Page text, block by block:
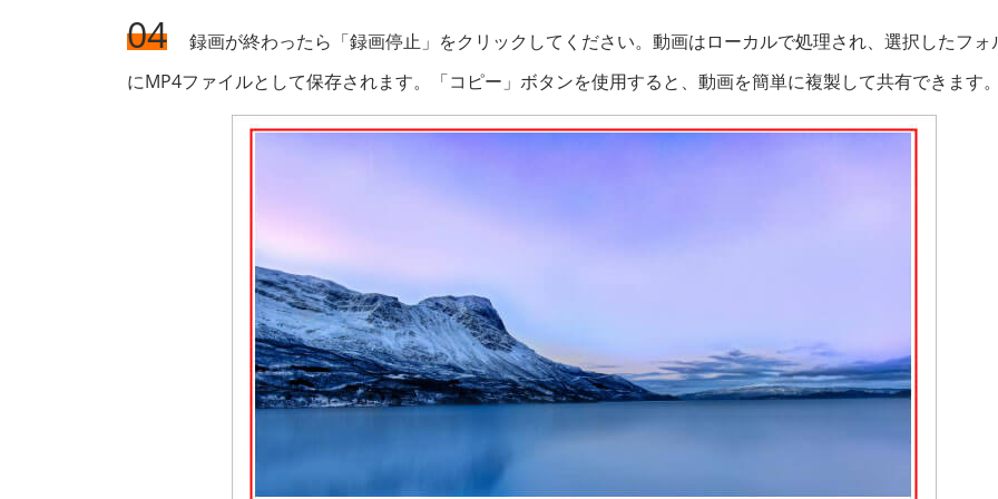
04
録画が終わったら「録画停止」をクリックしてください。動画はローカルで処理され、選択したフォ
にMP4ファイルとして保存されます。「コピー」ボタンを使用すると、動画を簡単に複製して共有できます